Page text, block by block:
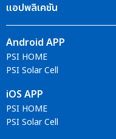
แอปพลิเคชัน
Android APP
PSI HOME
PSI Solar Cell
iOS APP
PSI HOME
PSI Solar Cell